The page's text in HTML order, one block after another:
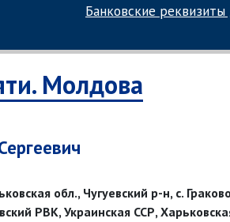
Банковские реквизиты
Молдова
обл., Чугуевский р-н, с. Граково
РВК, Украинская ССР,